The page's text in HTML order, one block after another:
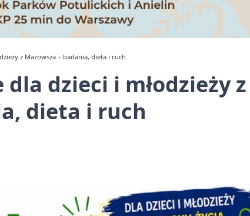
z Mazowsza – badania, dieta i ruch
dzieci i młodzieży z
dieta i ruch